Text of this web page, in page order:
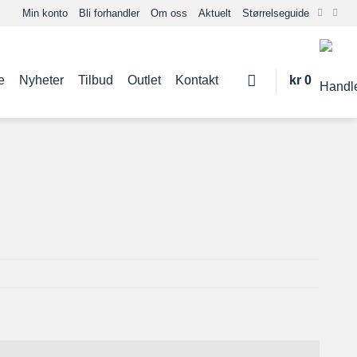
Min konto Bli forhandler Om oss Aktuelt Størrelseguide
Nyheter Tilbud Outlet Kontakt kr 0